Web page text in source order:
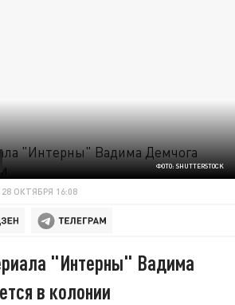
ФОТО: SHUTTERSTOCK
28 ОКТЯБРЯ 16:08
"Интерны" Вадима
в колонии